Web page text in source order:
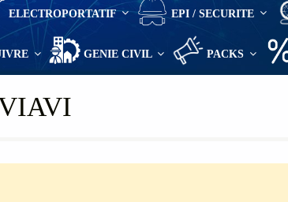
ELECTROPORTATIF EPI / SECURITE
GENIE CIVIL PACKS